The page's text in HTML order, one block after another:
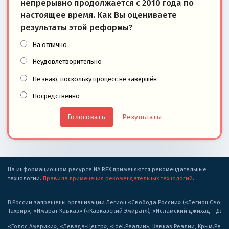
непрерывно продолжается с 2010 года по
настоящее время. Как Вы оцениваете
результаты этой реформы?
На отлично
Неудовлетворительно
Не знаю, поскольку процесс не завершён
Посредственно
Результаты
На информационном ресурсе ИА REX применяются рекомендательные
технологии. Правила применения рекомендательных технологий.
В России запрещены организации Легион «Свобода России» («Легион
Тахрир», «Имарат Кавказ» («Кавказский Эмират»), «Исламский джихад –
«Голос Америки», «Левада-Центр», «Idel.Реалии», Кавказ.Реалии,